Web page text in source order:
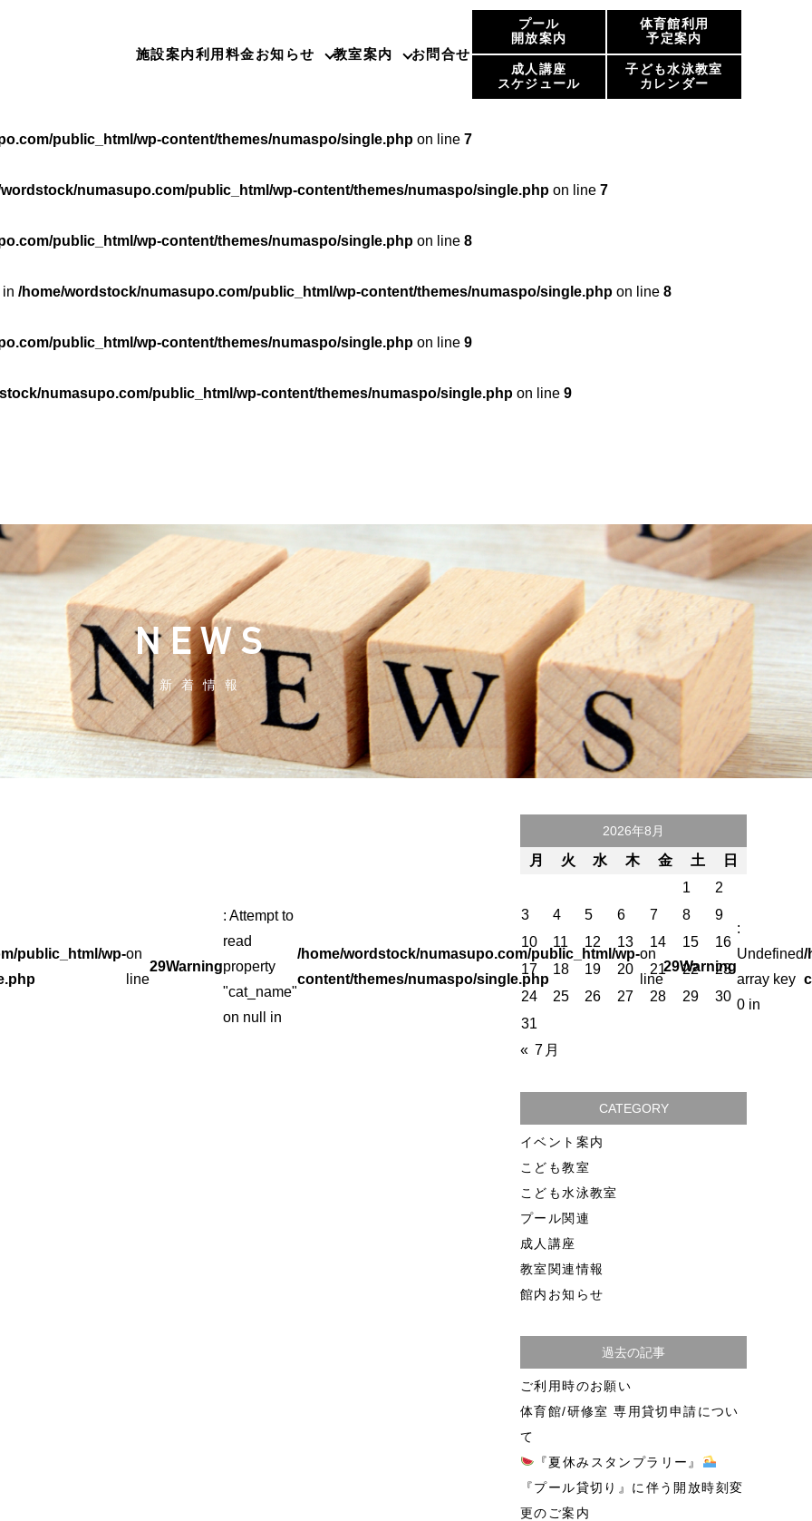
施設案内利用料金お知らせ 教室案内 お問合せ
プール
開放案内
体育館利用
予定案内
成人講座
スケジュール
子ども水泳教室
カレンダー
numasupo.com/public_html/wp-content/themes/numaspo/single.phpon line6
public_html/wp-content/themes/numaspo/single.php on line 7
numasupo.com/public_html/wp-content/themes/numaspo/single.php on line 7
public_html/wp-content/themes/numaspo/single.php on line 8
in /home/wordstock/numasupo.com/public_html/wp-content/themes/numaspo/single.php on line 8
public_html/wp-content/themes/numaspo/single.php on line 9
numasupo.com/public_html/wp-content/themes/numaspo/single.php on line 9
NEWS
新着情報
public_html/wp-on
line
29Warning
: Attempt to
read
property
"cat_name"
on null in
/home/wordstock/numasupo.com/public_html/wp-
content/themes/numaspo/single.php
on
line
29Warning
:
Undefined
array key
0 in
/
2026年8月
月 火 水 木 金 土
日
1
2
3
4 5 6 7 8
9
10
11 12 13 14 15
16
17
18 19 20 21 22
23
24
25 26 27 28 29
30
31
« 7月
CATEGORY
イベント案内
こども教室
こども水泳教室
プール関連
成人講座
教室関連情報
館内お知らせ
過去の記事
ご利用時のお願い
体育館/研修室 専用貸切申請につい
て
『夏休みスタンプラリー』
『プール貸切り』に伴う開放時刻変
更のご案内